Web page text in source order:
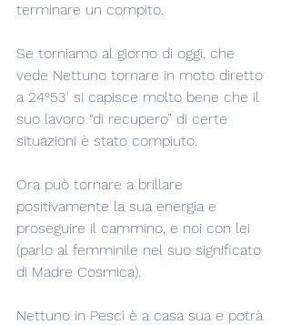
terminare un compito.
Se torniamo al giorno di oggi, che
vede Nettuno tornare in moto diretto
a 24°53' si capisce molto bene che il
suo lavoro “di recupero” di certe
situazioni è stato compiuto.
Ora può tornare a brillare
positivamente la sua energia e
proseguire il cammino, e noi con lei
(parlo al femminile nel suo significato
di Madre Cosmica).
Nettuno in Pesci è a casa sua e potrà